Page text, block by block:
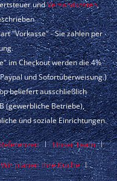
undVersandkosten,
"Vorkasse" - Sie zahlen per
im Checkout werden die 4%
und Sofortüberweisung.)
beliefert ausschließlich
(gewerbliche Betriebe),
und soziale Einrichtungen.
Unser Team
Wir planen Ihre Küche